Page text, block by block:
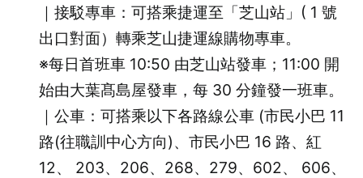
｜接駁專車：可搭乘捷運至「芝山站」( 1 號
出口對面）轉乘芝山捷運線購物專車。
※每日首班車 10:50 由芝山站發車；11:00 開
始由大葉髙島屋發車，每 30 分鐘發一班車。
｜公車：可搭乘以下各路線公車 (市民小巴 11
路(往職訓中心方向)、市民小巴 16 路、紅
12、 203、206、268、279、602、 606、